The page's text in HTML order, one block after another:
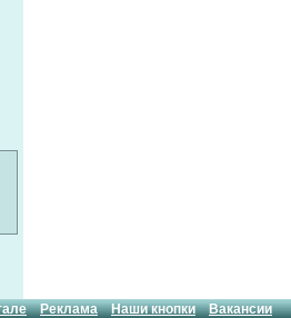
Реклама Наши кнопки Вакансии